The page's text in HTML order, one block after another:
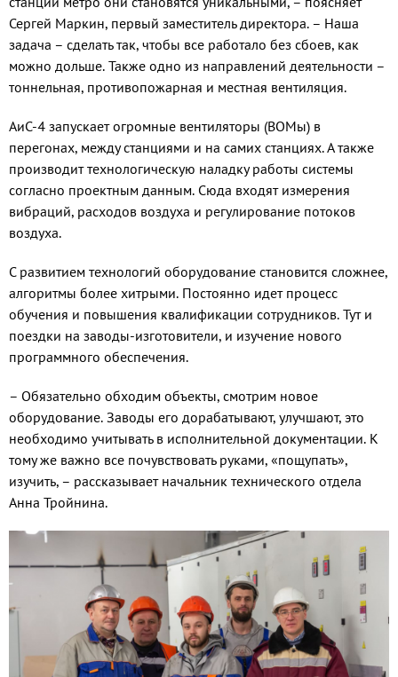
Сергей Маркин, первый заместитель директора. – Наша
задача – сделать так, чтобы все работало без сбоев, как
можно дольше. Также одно из направлений деятельности –
тоннельная, противопожарная и местная вентиляция.
АиС-4 запускает огромные вентиляторы (ВОМы) в
перегонах, между станциями и на самих станциях. А также
производит технологическую наладку работы системы
согласно проектным данным. Сюда входят измерения
вибраций, расходов воздуха и регулирование потоков
воздуха.
С развитием технологий оборудование становится сложнее,
алгоритмы более хитрыми. Постоянно идет процесс
обучения и повышения квалификации сотрудников. Тут и
поездки на заводы-изготовители, и изучение нового
программного обеспечения.
– Обязательно обходим объекты, смотрим новое
оборудование. Заводы его дорабатывают, улучшают, это
необходимо учитывать в исполнительной документации. К
тому же важно все почувствовать руками, «пощупать»,
изучить, – рассказывает начальник технического отдела
Анна Тройнина.